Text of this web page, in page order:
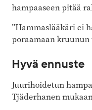
hampaaseen pitää
”Hammaslääkäri ei
poraamaan kruunun
Hyvä ennuste
Juurihoidetun
Tjäderhanen